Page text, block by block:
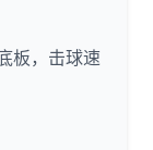
板，击球速